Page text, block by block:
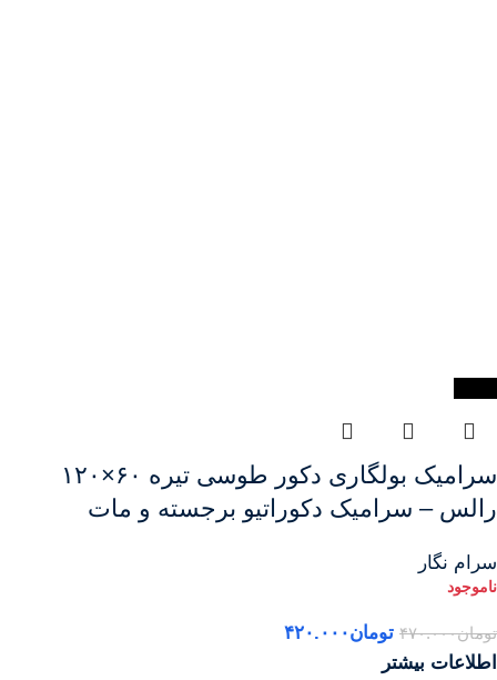
سرامیک بولگاری دکور طوسی تیره ۶۰×۱۲۰
رالس – سرامیک دکوراتیو برجسته و مات
سرام نگار
تومان۴۷۰.۰۰۰ تومان۴۲۰.۰۰۰
اطلاعات بیشتر